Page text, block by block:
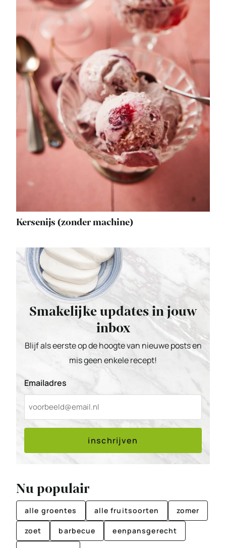
Kersenijs (zonder machine)
Smakelijke updates in jouw
inbox
Blijf als eerste op de hoogte van nieuwe posts en
mis geen enkele recept!
Emailadres
inschrijven
Nu populair
alle groentes alle fruitsoorten zomer
zoet barbecue eenpansgerecht